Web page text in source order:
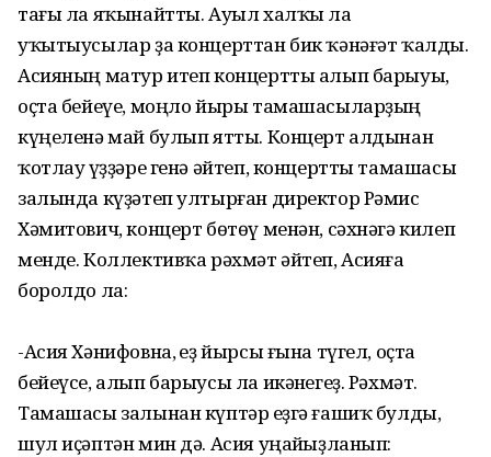
тағы ла яҡынайтты. Ауыл халҡы ла
уҡытыусылар ҙа концерттан бик ҡәнәғәт ҡалды.
Асияның матур итеп концертты алып барыуы,
оҫта бейеүе, моңло йыры тамашасыларҙың
күңеленә май булып ятты. Концерт алдынан
ҡотлау һүҙҙәре генә әйтеп, концертты тамашасы
залында күҙәтеп ултырған директор Рәмис
Хәмитович, концерт бөтөү менән, сәхнәгә килеп
менде. Коллективҡа рәхмәт әйтеп, Асияға
боролдо ла:
-Асия Хәнифовна, һеҙ йырсы ғына түгел, оҫта
бейеүсе, алып барыусы ла икәнһегеҙ. Рәхмәт.
Тамашасы залынан күптәр һеҙгә ғашиҡ булды,
шул иҫәптән мин дә. Асия уңайһыҙланып: